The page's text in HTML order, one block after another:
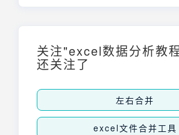
最适合自身需求的分析方案，提
率和决策质量。
关注"excel数据分析教
还关注了
左右合并
excel文件合并工具